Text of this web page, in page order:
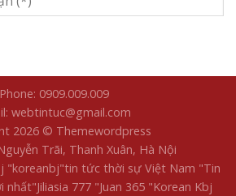
Phone: 0909.009.009
webtintuc@gmail.com
2026 © Themewordpress
Trãi, Thanh Xuân, Hà Nội
"koreanbj​"tin tức thời sự Việt Nam "Tin
nhất​"Jiliasia 777 "Juan 365 "Korean Kbj